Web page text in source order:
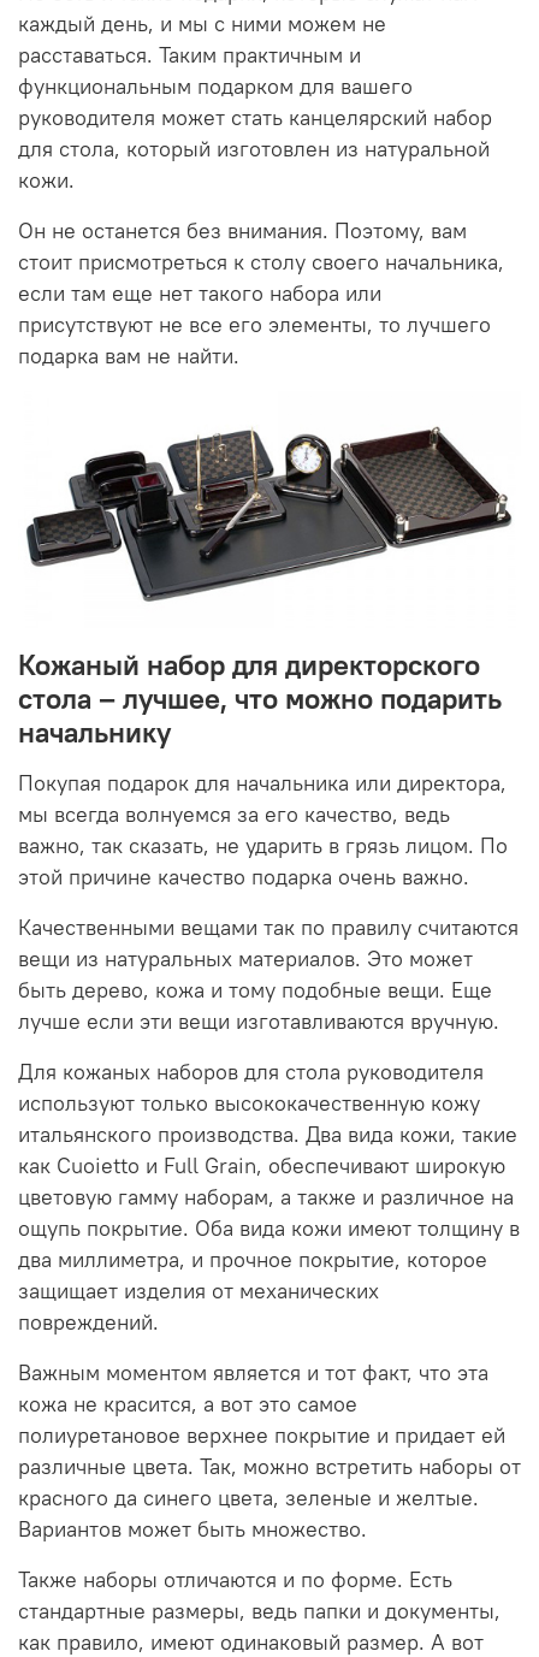
каждый день, и мы с ними можем не
расставаться. Таким практичным и
функциональным подарком для вашего
руководителя может стать канцелярский набор
для стола, который изготовлен из натуральной
кожи.
Он не останется без внимания. Поэтому, вам
стоит присмотреться к столу своего начальника,
если там еще нет такого набора или
присутствуют не все его элементы, то лучшего
подарка вам не найти.
Кожаный набор для директорского
стола – лучшее, что можно подарить
начальнику
Покупая подарок для начальника или директора,
мы всегда волнуемся за его качество, ведь
важно, так сказать, не ударить в грязь лицом. По
этой причине качество подарка очень важно.
Качественными вещами так по правилу считаются
вещи из натуральных материалов. Это может
быть дерево, кожа и тому подобные вещи. Еще
лучше если эти вещи изготавливаются вручную.
Для кожаных наборов для стола руководителя
используют только высококачественную кожу
итальянского производства. Два вида кожи, такие
как Cuoietto и Full Grain, обеспечивают широкую
цветовую гамму наборам, а также и различное на
ощупь покрытие. Оба вида кожи имеют толщину в
два миллиметра, и прочное покрытие, которое
защищает изделия от механических
повреждений.
Важным моментом является и тот факт, что эта
кожа не красится, а вот это самое
полиуретановое верхнее покрытие и придает ей
различные цвета. Так, можно встретить наборы от
красного да синего цвета, зеленые и желтые.
Вариантов может быть множество.
Также наборы отличаются и по форме. Есть
стандартные размеры, ведь папки и документы,
как правило, имеют одинаковый размер. А вот